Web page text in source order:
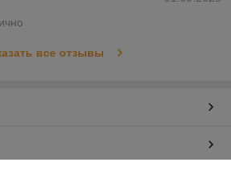
все отзывы